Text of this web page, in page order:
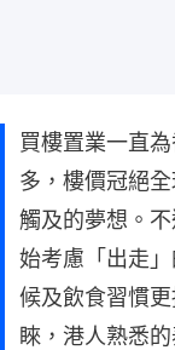
買樓置業一直
多，樓價冠絕
觸及的夢想。
始考慮「出走
候及飲食習慣
睞，港人熟悉